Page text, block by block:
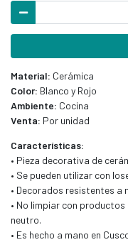
Material: Cerámica
Color: Blanco y Rojo
Ambiente: Cocina
Venta: Por unidad
Características:
• Pieza decorativa de
• Se pueden utilizar con
• Decorados resistentes a
• No limpiar con
neutro.
• Es hecho a mano en